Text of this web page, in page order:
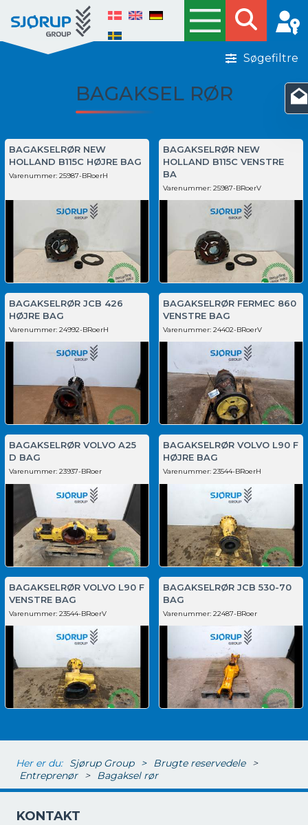
Søgefiltre
BAGAKSEL RØR
BAGAKSELRØR NEW
HOLLAND B115C HØJRE BAG
Varenummer: 25987-BRoerH
BAGAKSELRØR NEW
HOLLAND B115C VENSTRE
BA
Varenummer: 25987-BRoerV
BAGAKSELRØR JCB 426
HØJRE BAG
Varenummer: 24992-BRoerH
BAGAKSELRØR FERMEC 860
VENSTRE BAG
Varenummer: 24402-BRoerV
BAGAKSELRØR VOLVO A25
D BAG
Varenummer: 23937-BRoer
BAGAKSELRØR VOLVO L90 F
HØJRE BAG
Varenummer: 23544-BRoerH
BAGAKSELRØR VOLVO L90 F
VENSTRE BAG
Varenummer: 23544-BRoerV
BAGAKSELRØR JCB 530-70
BAG
Varenummer: 22487-BRoer
Her er du: Sjørup Group > Brugte reservedele >
Entreprenør > Bagaksel rør
KONTAKT